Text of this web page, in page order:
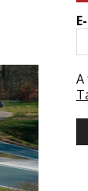
A